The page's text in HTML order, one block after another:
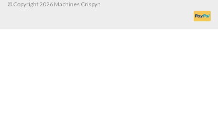
© Copyright 2026 Machines Crispyn